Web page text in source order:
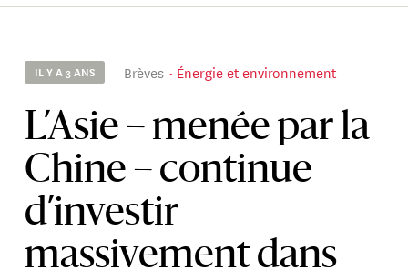
IL Y A 3 ANS Brèves Énergie et environnement
L’Asie – menée par la
Chine – continue
d’investir
massivement dans